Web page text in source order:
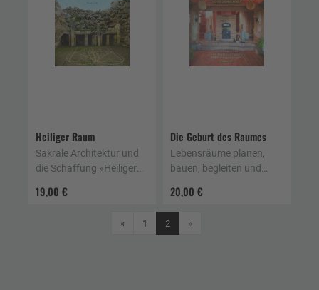
Heiliger Raum
19,00 €
Sakrale Architektur und
die Schaffung »Heiliger
Die Geburt des Raumes
20,00 €
Lebensräume planen,
bauen, begleiten und
«Zurück
1 2 »